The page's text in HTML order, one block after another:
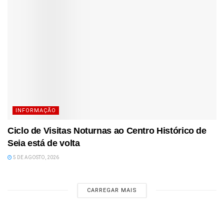
INFORMAÇÃO
Ciclo de Visitas Noturnas ao Centro Histórico de
Seia está de volta
5 DE AGOSTO, 2026
CARREGAR MAIS